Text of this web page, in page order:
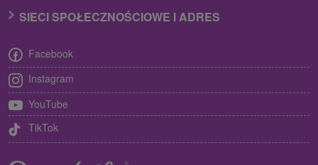
SIECI SPOŁECZNOŚCIOWE I ADRES
Facebook
Instagram
YouTube
TikTok